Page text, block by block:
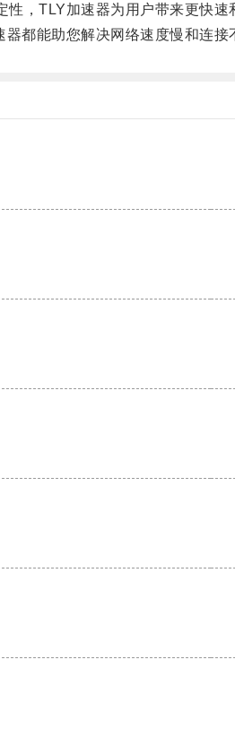
TLY加速器为用户带来更快速
能助您解决网络速度慢和连接